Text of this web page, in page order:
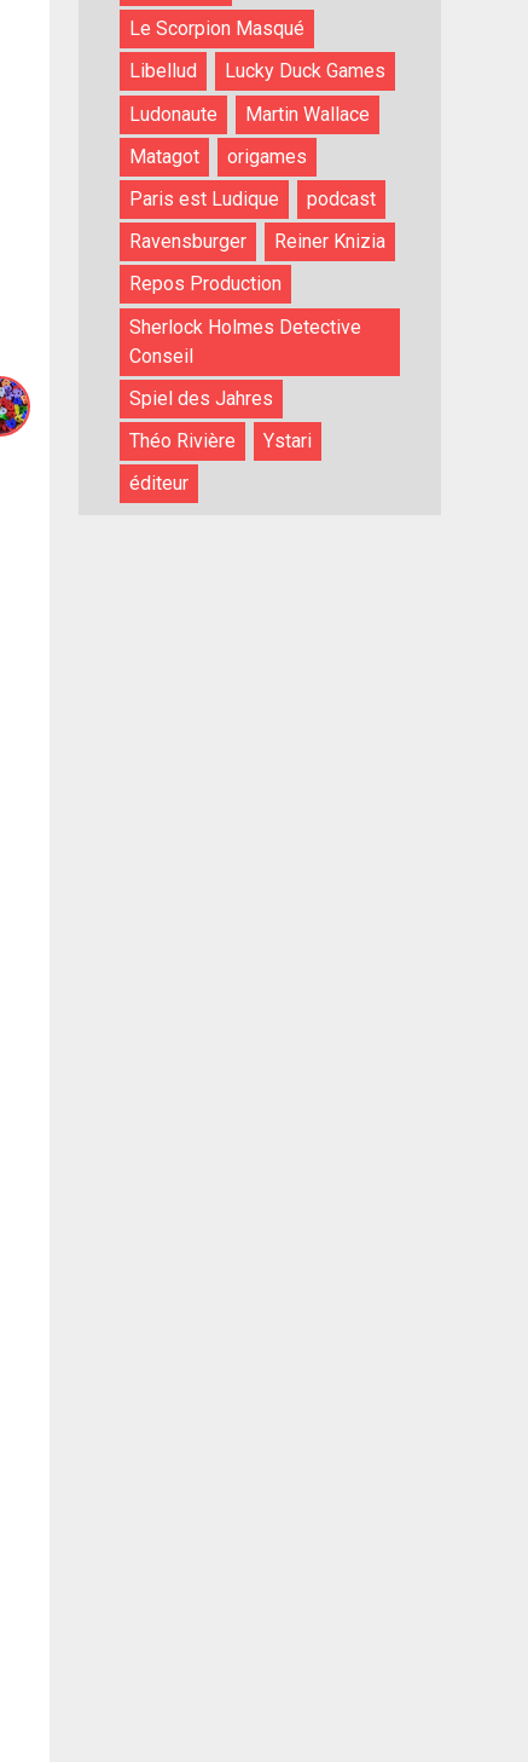
Le Scorpion Masqué
Libellud
Lucky Duck Games
Ludonaute
Martin Wallace
Matagot
origames
Paris est Ludique
podcast
Ravensburger
Reiner Knizia
Repos Production
Sherlock Holmes Detective
Conseil
Spiel des Jahres
Théo Rivière
Ystari
éditeur